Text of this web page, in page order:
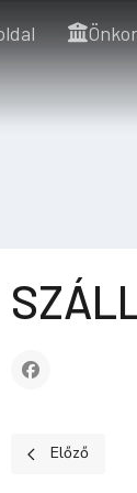
Előző cikk:
Előző